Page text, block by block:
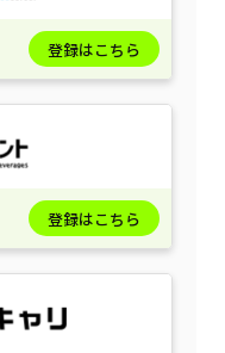
登録はこちら
登録はこちら